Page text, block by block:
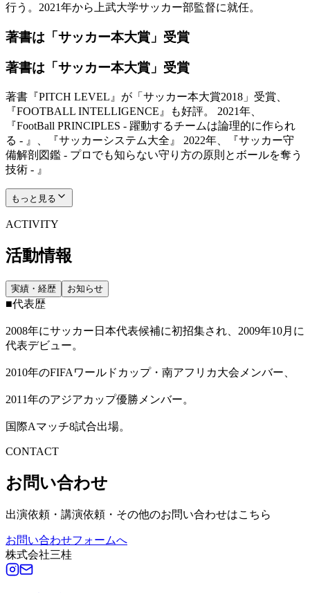
行う。2021年から上武大学サッカー部監督に就任。
著書は「サッカー本大賞」受賞
著書は「サッカー本大賞」受賞
著書『PITCH LEVEL』が「サッカー本大賞2018」受賞、
『FOOTBALL INTELLIGENCE』も好評。 2021年、
『FootBall PRINCIPLES - 躍動するチームは論理的に作られ
る - 』、『サッカーシステム大全』 2022年、『サッカー守
備解剖図鑑 - プロでも知らない守り方の原則とボールを奪う
技術 - 』
もっと見る
ACTIVITY
活動情報
実績・経歴 お知らせ
■代表歴
2008年にサッカー日本代表候補に初招集され、2009年10月に
代表デビュー。
2010年のFIFAワールドカップ・南アフリカ大会メンバー、
2011年のアジアカップ優勝メンバー。
国際Aマッチ8試合出場。
CONTACT
お問い合わせ
出演依頼・講演依頼・その他のお問い合わせはこちら
お問い合わせフォームへ
株式会社三桂